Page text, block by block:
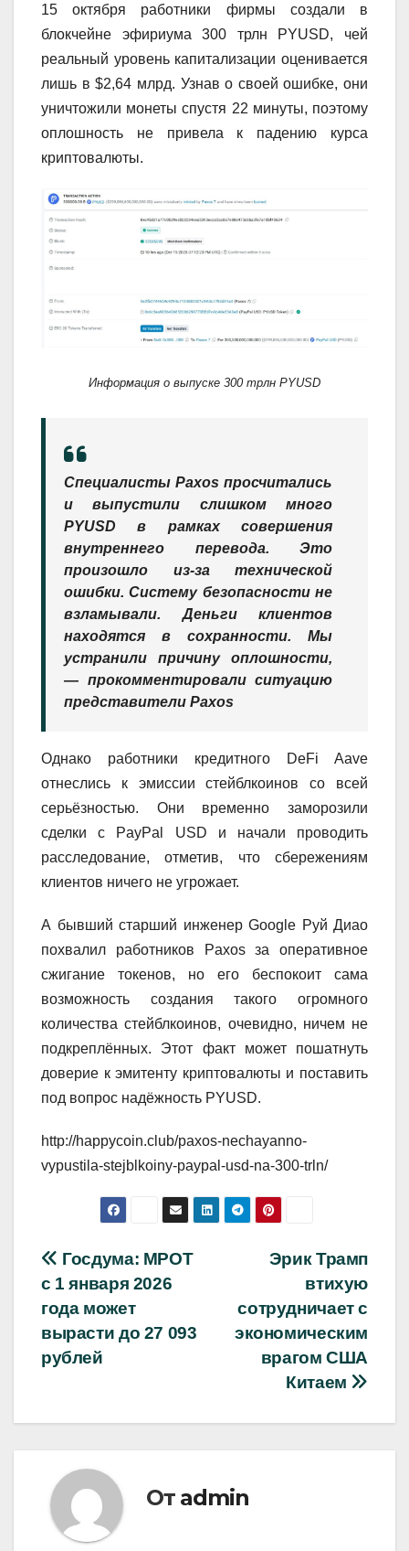
15 октября работники фирмы создали в
блокчейне эфириума 300 трлн PYUSD, чей
реальный уровень капитализации оценивается
лишь в $2,64 млрд. Узнав о своей ошибке, они
уничтожили монеты спустя 22 минуты, поэтому
оплошность не привела к падению курса
криптовалюты.
Информация о выпуске 300 трлн PYUSD
Специалисты Paxos просчитались
и выпустили слишком много
PYUSD в рамках совершения
внутреннего перевода. Это
произошло из-за технической
ошибки. Систему безопасности не
взламывали. Деньги клиентов
находятся в сохранности. Мы
устранили причину оплошности,
— прокомментировали ситуацию
представители Paxos
Однако работники кредитного DeFi Aave
отнеслись к эмиссии стейблкоинов со всей
серьёзностью. Они временно заморозили
сделки с PayPal USD и начали проводить
расследование, отметив, что сбережениям
клиентов ничего не угрожает.
А бывший старший инженер Google Руй Диао
похвалил работников Paxos за оперативное
сжигание токенов, но его беспокоит сама
возможность создания такого огромного
количества стейблкоинов, очевидно, ничем не
подкреплённых. Этот факт может пошатнуть
доверие к эмитенту криптовалюты и поставить
под вопрос надёжность PYUSD.
http://happycoin.club/paxos-nechayanno-
vypustila-stejblkoiny-paypal-usd-na-300-trln/
Навигация
по
записям
Эрик Трамп
втихую
сотрудничает с
экономическим
врагом США
Китаем
Госдума: МРОТ
с 1 января 2026
года может
вырасти до 27 093
рублей
От admin